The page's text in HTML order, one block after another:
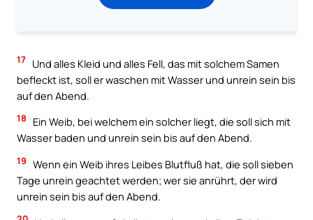
17 Und alles Kleid und alles Fell, das mit solchem Samen
befleckt ist, soll er waschen mit Wasser und unrein sein bis
auf den Abend.
18
Ein Weib, bei welchem ein solcher liegt, die soll sich mit
Wasser baden und unrein sein bis auf den Abend.
19 Wenn ein Weib ihres Leibes Blutfluß hat, die soll sieben
Tage unrein geachtet werden; wer sie anrührt, der wird
unrein sein bis auf den Abend.